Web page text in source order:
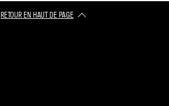
RETOUR EN HAUT DE PAGE​